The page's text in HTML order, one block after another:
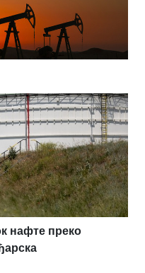
нафте преко